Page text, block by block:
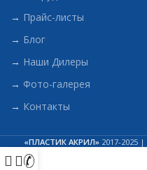
→ Прайс-листы
→ Блог
→ Наши Дилеры
→ Фото-галерея
→ Контакты
«ПЛАСТИК АКРИЛ» 2017-2025 |